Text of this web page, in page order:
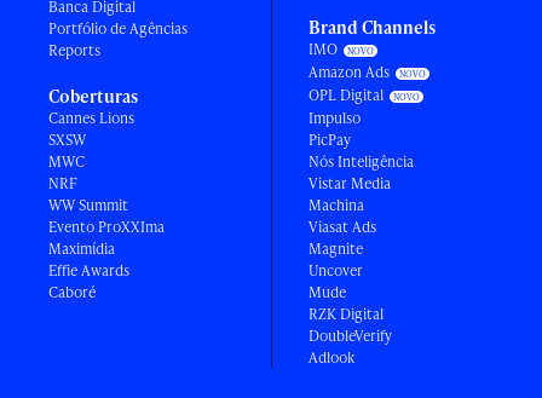
Banca Digital
Portfólio de Agências
Reports
Coberturas
Cannes Lions
SXSW
MWC
NRF
WW Summit
Evento ProXXIma
Maximídia
Effie Awards
Caboré
Brand Channels
IMO
Amazon Ads
OPL Digital
Impulso
PicPay
Nós Inteligência
Vistar Media
Machina
Viasat Ads
Magnite
Uncover
Mude
RZK Digital
DoubleVerify
Adlook